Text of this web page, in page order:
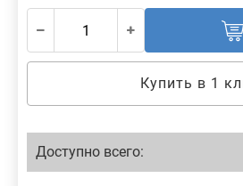
Купить в 1
Доступно всего: